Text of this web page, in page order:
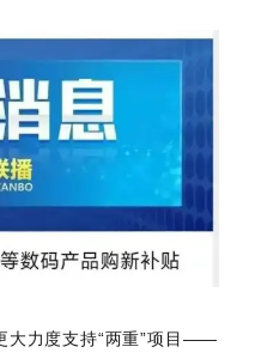
大力度支持“两重”项目——